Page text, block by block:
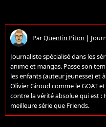
ParQuentin Piton |
Journaliste spécialisé dans les
anime et mangas. Passe son
les enfants (auteur jeunesse) et
Olivier Giroud comme le GOAT
contre la vérité absolue qui est
meilleure série que Friends.